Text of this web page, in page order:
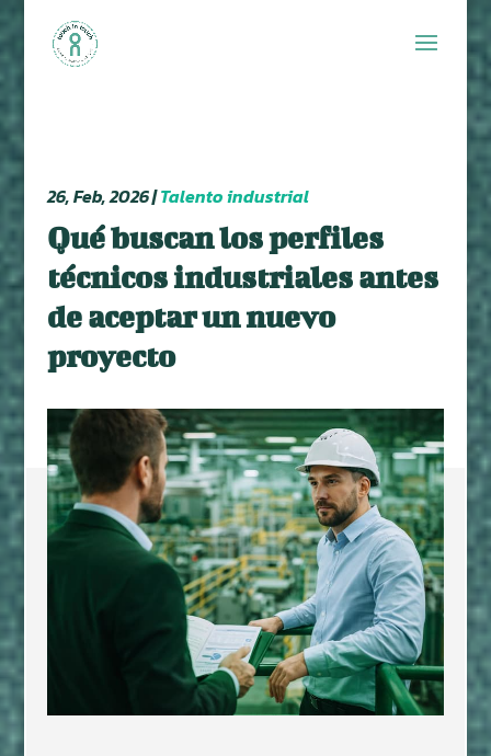
Qué buscan los perfiles
técnicos industriales antes
de aceptar un nuevo
proyecto
26, Feb, 2026|Talento industrial